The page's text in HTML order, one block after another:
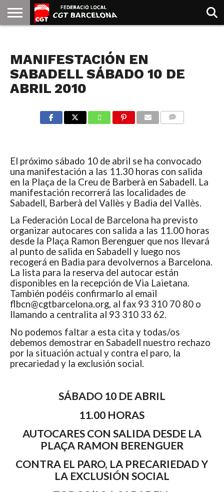
GOLDMAN
MANIFESTACIÓN EN
SABADELL SÁBADO 10 DE
ABRIL 2010
El próximo sábado 10 de abril se ha convocado
una manifestación a las 11.30 horas con salida
en la Plaça de la Creu de Barberà en Sabadell. La
manifestación recorrerá las localidades de
Sabadell, Barberà del Vallès y Badia del Vallès.
La Federación Local de Barcelona ha previsto
organizar autocares con salida a las 11.00 horas
desde la Plaça Ramon Berenguer que nos llevará
al punto de salida en Sabadell y luego nos
recogerá en Badia para devolvernos a Barcelona.
La lista para la reserva del autocar están
disponibles en la recepción de Via Laietana.
También podéis confirmarlo al email
flbcn@cgtbarcelona.org, al fax 93 310 70 80 o
llamando a centralita al 93 310 33 62.
No podemos faltar a esta cita y todas/os
debemos demostrar en Sabadell nuestro rechazo
por la situación actual y contra el paro, la
precariedad y la exclusión social.
SÁBADO 10 DE ABRIL
11.00 HORAS
AUTOCARES CON SALIDA DESDE LA
PLAÇA RAMON BERENGUER
CONTRA EL PARO, LA PRECARIEDAD Y
LA EXCLUSIÓN SOCIAL